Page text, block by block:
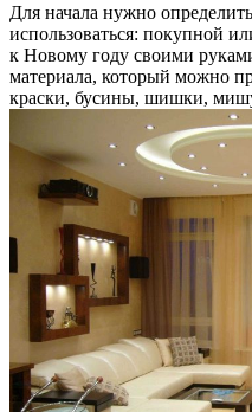
Для начала нужно
использоваться: покупной
к Новому году своими
материала, который можно
краски, бусины, шишки,